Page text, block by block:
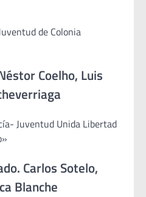
de Colonia
Coelho, Luis
Juventud Unida Libertad
Carlos Sotelo,
Blanche